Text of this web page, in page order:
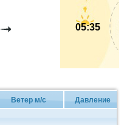
05:35
Ветер м/с Давление